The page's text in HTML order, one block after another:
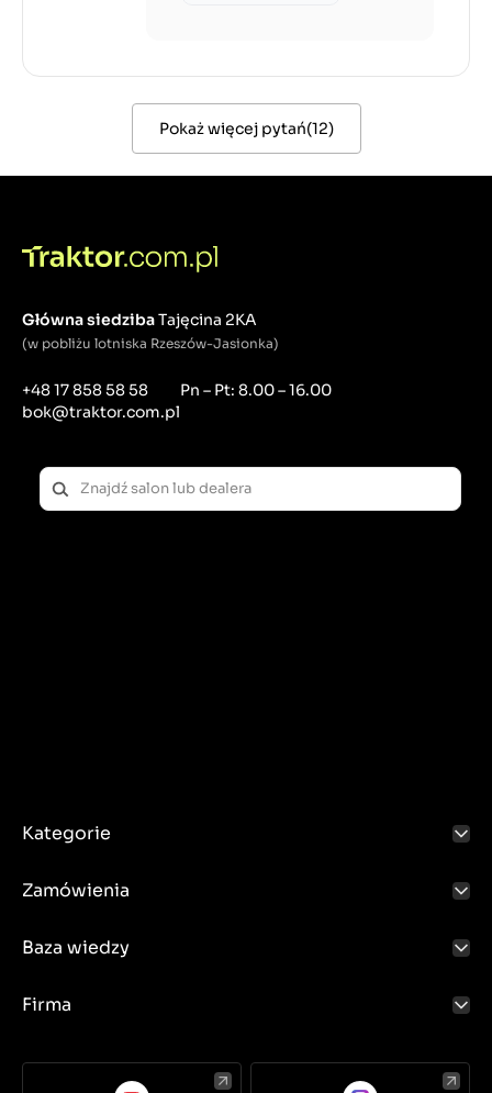
Pokaż więcej pytań(12)
Główna siedzibaTajęcina 2KA
(w pobliżu lotniska Rzeszów-Jasionka)
+48 17 858 58 58
bok@traktor.com.pl
Pn – Pt: 8.00 – 16.00
Kategorie
Zamówienia
Baza wiedzy
Firma